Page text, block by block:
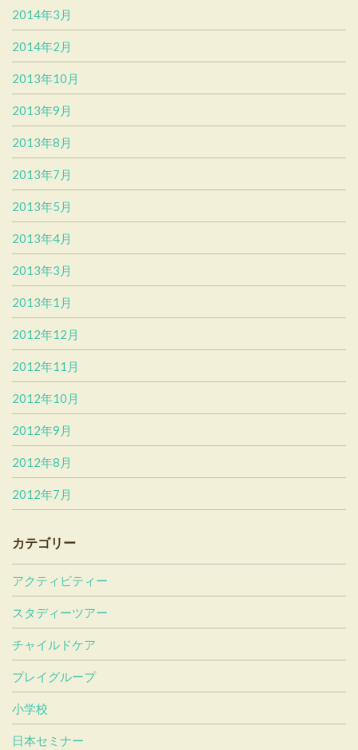
2014年3月
2014年2月
2013年10月
2013年9月
2013年8月
2013年7月
2013年5月
2013年4月
2013年3月
2013年1月
2012年12月
2012年11月
2012年10月
2012年9月
2012年8月
2012年7月
カテゴリー
アクティビティー
スタディーツアー
チャイルドケア
プレイグループ
小学校
日本セミナー